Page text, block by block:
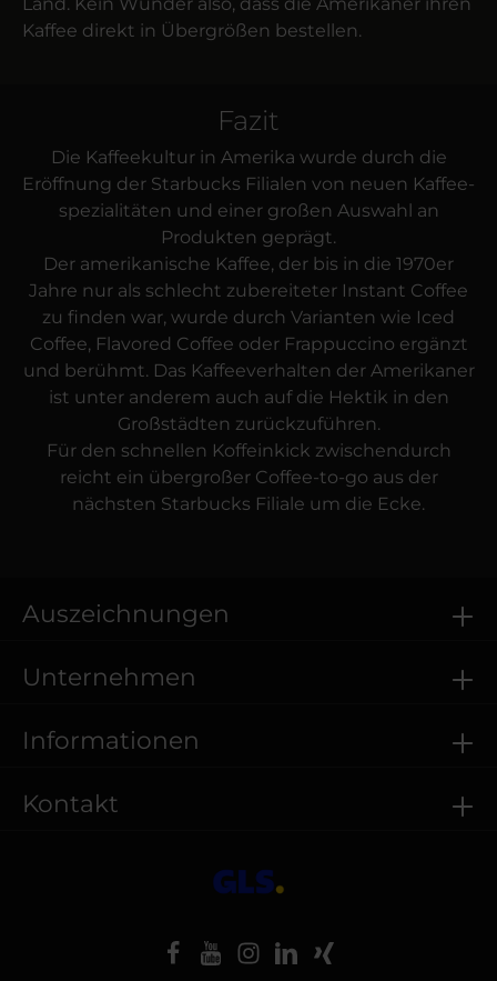
Kaffee direkt in Über­größen bestellen.
Fazit
Die Kaffee­kultur in Amerika wurde durch die
Eröffnung der Starbucks Filialen von neuen Kaffee­
spezialitäten und einer großen Auswahl an
Produkten geprägt.
Der amerikanische Kaffee, der bis in die 1970er
Jahre nur als schlecht zubereiteter Instant Coffee
zu finden war, wurde durch Varianten wie Iced
Coffee, Flavored Coffee oder Frappuccino ergänzt
und berühmt. Das Kaffee­verhalten der Amerikaner
ist unter anderem auch auf die Hektik in den
Groß­städten zurück­zuführen.
Für den schnellen Koffein­kick zwischen­durch
reicht ein über­großer Coffee-to-go aus der
nächsten Starbucks Filiale um die Ecke.
Auszeichnungen
Kontakt
Unternehmen
Informationen